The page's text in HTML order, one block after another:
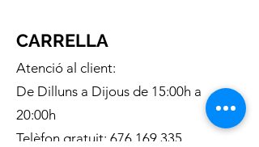
CARRELLA
Atenció al client:
De Dilluns a Dijous de 15:00h a
20:00h
Telèfon gratuit: 676 169 335